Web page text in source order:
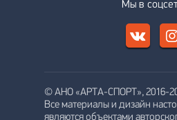
Мы в
© АНО «АРТА-СПОРТ», 2016-
Все материалы и дизайн
являются объектами